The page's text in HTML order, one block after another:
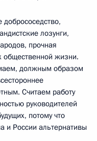
добрососедство,
лозунги,
прочная
общественной жизни.
должным образом
Считаем работу
руководителей
потому что
и России альтернативы